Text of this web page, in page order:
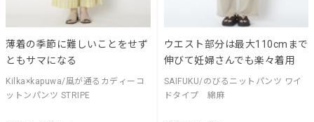
薄着の季節に難しいことをせず
ともサマになる
Kilka×kapuwa/風が通るカディーコ
ットンパンツ STRIPE
ウエスト部分は最大110cmまで
伸びて妊婦さんでも楽々着用
SAIFUKU/のびるニットパンツ ワイ
ドタイプ 綿麻